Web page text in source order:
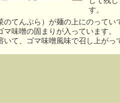
す。
のてんぷら）が麺の上にのってい
味噌の固まりが入っています。
いて、ゴマ味噌風味で召し上がっ